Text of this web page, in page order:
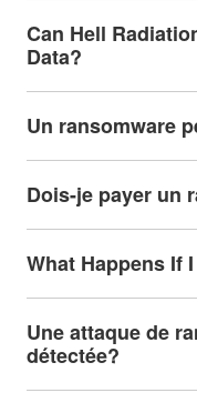
Can Hell
Data?
Un ransomware
Dois-je payer un
What Happens If
Une attaque de
détectée?